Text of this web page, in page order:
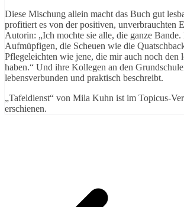
Diese Mischung allein macht das Buch gut
profitiert es von der positiven, unverbrauchten
Autorin: „Ich mochte sie alle, die ganze
Aufmüpfigen, die Scheuen wie die
Pflegeleichten wie jene, die mir auch noch den
haben.“ Und ihre Kollegen an den
lebensverbunden und praktisch beschreibt.
„Tafeldienst“ von Mila Kuhn ist im Topicus-
erschienen.